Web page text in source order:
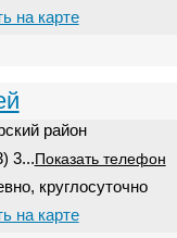
на карте
район
3...Показать телефон
круглосуточно
на карте